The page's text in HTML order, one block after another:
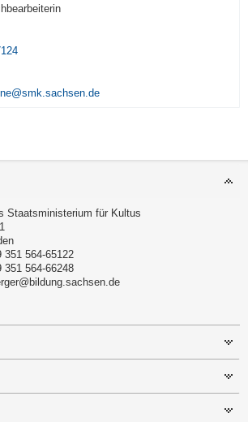
Staatsministerium für Kultus
351 564-65122
351 564-66248